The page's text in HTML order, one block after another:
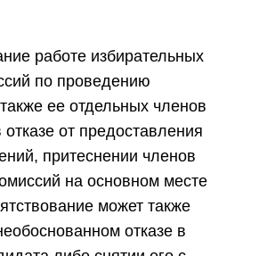
работе избирательных
по проведению
ее отдельных членов
отказе от предоставления
притеснении членов
на основном месте
может также
отказе в